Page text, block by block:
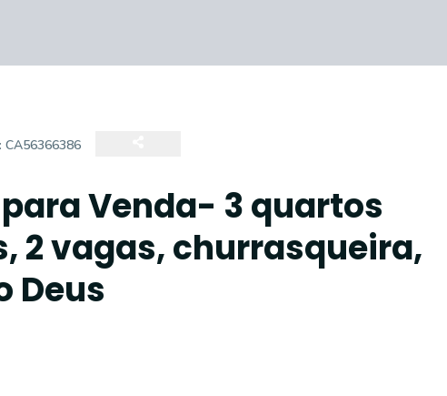
CA56366386
Venda- 3 quartos
2 vagas, churrasqueira,
Deus